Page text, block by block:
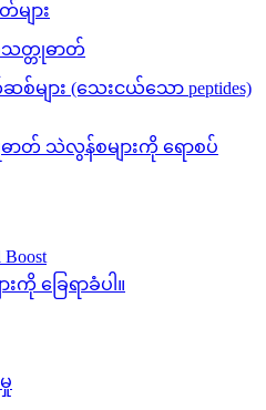
များ
တ္တုဓာတ်
ျား (သေးငယ်သော peptides)
ာတ် သဲလွန်စများကို ရောစပ်
Boost
ကို ခြေရာခံပါ။